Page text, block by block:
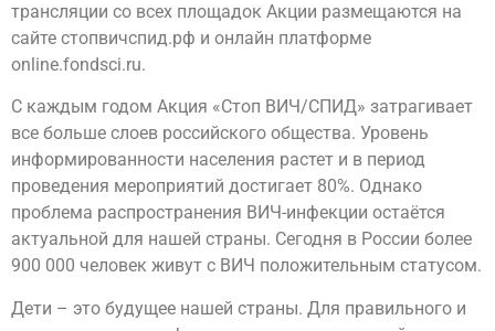
трансляции со всех площадок Акции размещаются на
сайте стопвичспид.рф и онлайн платформе
online.fondsci.ru.
С каждым годом Акция «Стоп ВИЧ/СПИД» затрагивает
все больше слоев российского общества. Уровень
информированности населения растет и в период
проведения мероприятий достигает 80%. Однако
проблема распространения ВИЧ-инфекции остаётся
актуальной для нашей страны. Сегодня в России более
900 000 человек живут с ВИЧ положительным статусом.
Дети – это будущее нашей страны. Для правильного и